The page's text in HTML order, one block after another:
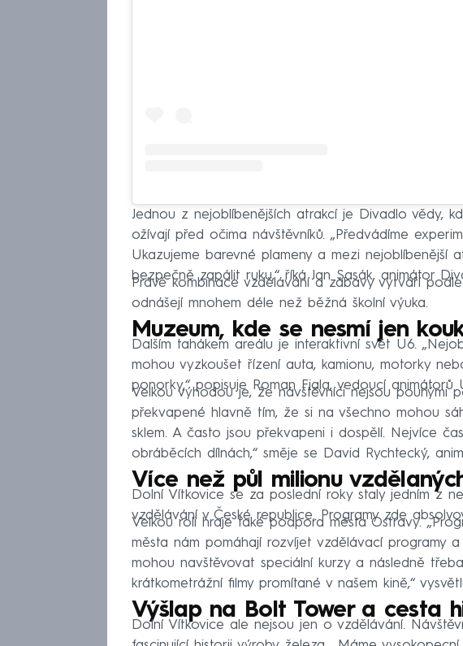
Jednou z nejoblíbenějších atrakcí je Divadlo vědy,
ožívají před očima návštěvníků. „Předvádíme
Ukazujeme barevné plameny a mezi nejoblíbenější
bezpečně zapálit ruku,“ říká Jan Sasák, animátor
Právě kombinace vzdělávání a zábavy vytváří
odnášejí mnohem déle než běžná školní výuka.
Muzeum, kde se nesmí jen
Dalším tahákem areálu je interaktivní svět U6.
mohou vyzkoušet řízení auta, kamionu, motorky
ponorky,“ popisuje Roman Fiala, vedoucí
Velkou výhodou je, že návštěvníci nejsou pouhými
překvapené hlavně tím, že si na všechno mohou
sklem. A často jsou překvapeni i dospělí. Nejvíce
obráběcích dílnách,“ směje se David Rychtecký,
Více než půl milionu
Dolní Vítkovice se za poslední roky staly jedním z
vzdělávání v České republice. Programy zde
Velkou roli hraje také podpora města Ostravy.
města nám pomáhají rozvíjet vzdělávací programy
mohou navštěvovat speciální kurzy a následně
krátkometrážní filmy promítané v našem kině,“
Výšlap na Bolt Tower a cesta
Dolní Vítkovice ale nejsou jen o vzdělávání.